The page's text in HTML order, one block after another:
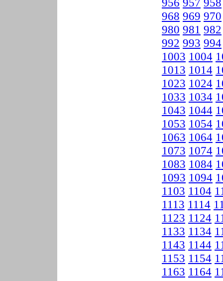
968 969 970
980 981 982
992 993 994
1003 1004
1013 1014
1023 1024
1033 1034
1043 1044
1053 1054
1063 1064
1073 1074
1083 1084
1093 1094
1103 1104
1113 1114
1123 1124
1133 1134
1143 1144
1153 1154
1163 1164